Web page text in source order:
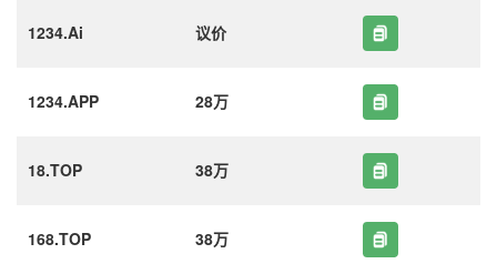
1234.Ai 议价
1234.APP 28万
18.TOP 38万
168.TOP 38万